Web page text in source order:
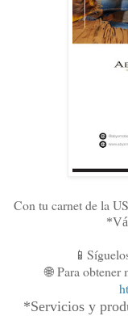
Con tu carnet de la
🌐Para obtener
*Servicios y